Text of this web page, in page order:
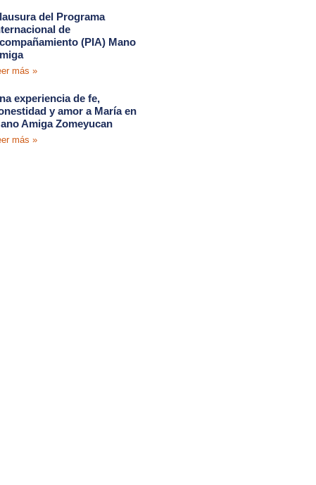
del Programa
de
(PIA) Mano
más »
experiencia de fe,
y amor a María en
Amiga Zomeyucan
más »